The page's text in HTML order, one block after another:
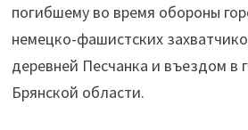
погибшему во время обороны
немецко-фашистских
деревней Песчанка и въездом в
Брянской области.